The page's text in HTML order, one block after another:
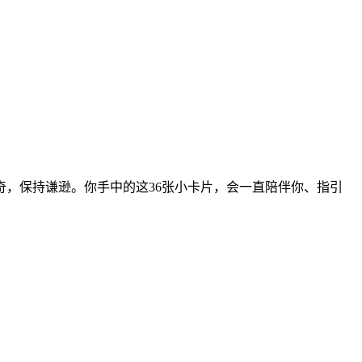
保持谦逊。你手中的这36张小卡片，会一直陪伴你、指引